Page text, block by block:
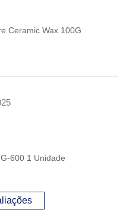
Ceramic Wax 100G
600 1 Unidade